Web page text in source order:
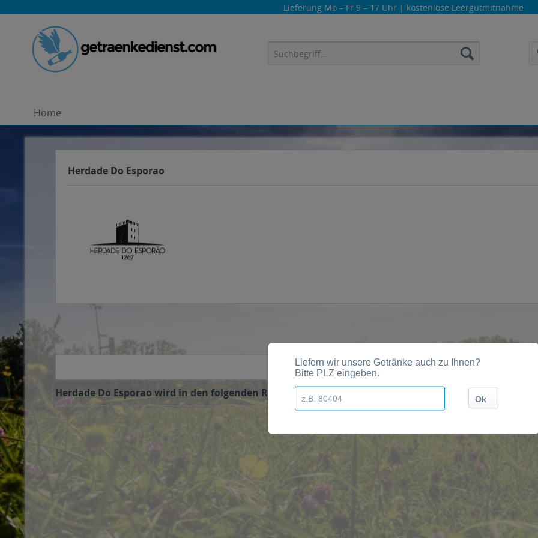
Lieferung Mo – Fr 9 – 17 Uhr | kostenlose Leergutmitnahme
Home
Herdade Do Esporao
Herdade Do Esporao wird in den folgenden Regionen, Städten, Orten und Postleitzahl-Gebieten